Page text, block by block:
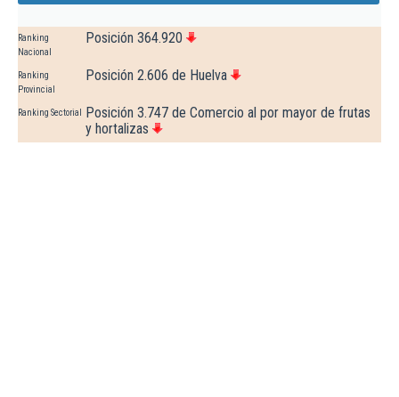
Ranking
Nacional
Posición 364.920
Ranking
Provincial
Posición 2.606 de Huelva
Ranking Sectorial
Posición 3.747 de Comercio al por mayor de frutas
y hortalizas